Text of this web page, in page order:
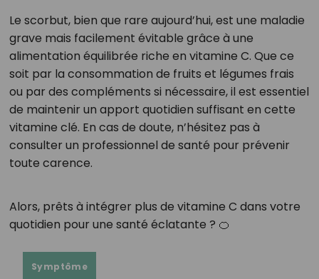
Le scorbut, bien que rare aujourd’hui, est une maladie
grave mais facilement évitable grâce à une
alimentation équilibrée riche en vitamine C. Que ce
soit par la consommation de fruits et légumes frais
ou par des compléments si nécessaire, il est essentiel
de maintenir un apport quotidien suffisant en cette
vitamine clé. En cas de doute, n’hésitez pas à
consulter un professionnel de santé pour prévenir
toute carence.
Alors, prêts à intégrer plus de vitamine C dans votre
quotidien pour une santé éclatante ? 🍊
Symptôme